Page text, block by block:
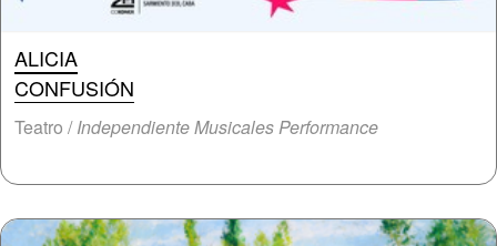
ALICIA
CONFUSIÓN
Teatro /Independiente Musicales Performance